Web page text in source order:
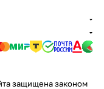
защищена законом